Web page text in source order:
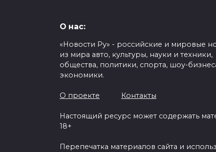
О нас:
«Новости Ру» - российские и мировые
из мира авто, культуры, науки и техники,
общества, политики, спорта, шоу-
экономики.
О проекте Контакты
Настоящий ресурс может содержать
18+
Перепечатка материалов сайта и